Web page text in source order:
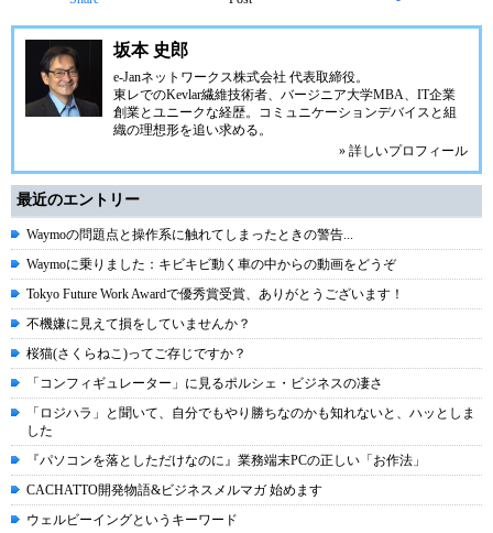
坂本 史郎
e-Janネットワークス株式会社 代表取締役。
東レでのKevlar繊維技術者、 バージニア大学MBA、IT企業
創業とユニークな経歴。 コミュニケーションデバイスと組
織の理想形を追い求める。
» 詳しいプロフィール
最近のエントリー
Waymoの問題点と操作系に触れてしまったときの警告...
Waymoに乗りました：キビキビ動く車の中からの動画をどうぞ
Tokyo Future Work Awardで優秀賞受賞、ありがとうございます！
不機嫌に見えて損をしていませんか？
桜猫(さくらねこ)ってご存じですか？
「コンフィギュレーター」に見るポルシェ・ビジネスの凄さ
「ロジハラ」と聞いて、自分でもやり勝ちなのかも知れないと、ハッとしま
した
『パソコンを落としただけなのに』業務端末PCの正しい「お作法」
CACHATTO開発物語&ビジネスメルマガ 始めます
ウェルビーイングというキーワード